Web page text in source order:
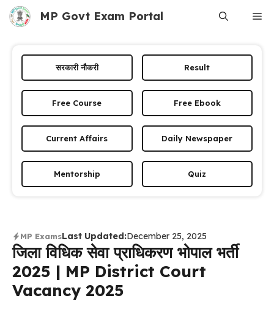
Skip
MP Govt Exam Portal
सरकारी नौकरी Result
Free Course Free Ebook
Current Affairs Daily Newspaper
Mentorship Quiz
MP ExamsLast Updated:December 25, 2025
जिला विधिक सेवा प्राधिकरण भोपाल भर्ती
2025 | MP District Court
Vacancy 2025